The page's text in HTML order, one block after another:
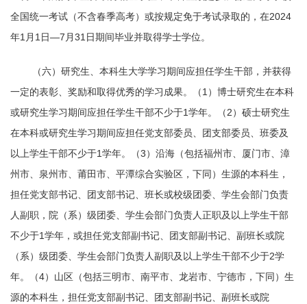
全国统一考试（不含春季高考）或按规定免于考试录取的，在2024
年1月1日—7月31日期间毕业并取得学士学位。
（六）研究生、本科生大学学习期间应担任学生干部，并获得
一定的表彰、奖励和取得优秀的学习成果。（1）博士研究生在本科
或研究生学习期间应担任学生干部不少于1学年。（2）硕士研究生
在本科或研究生学习期间应担任党支部委员、团支部委员、班委及
以上学生干部不少于1学年。（3）沿海（包括福州市、厦门市、漳
州市、泉州市、莆田市、平潭综合实验区，下同）生源的本科生，
担任党支部书记、团支部书记、班长或校级团委、学生会部门负责
人副职，院（系）级团委、学生会部门负责人正职及以上学生干部
不少于1学年，或担任党支部副书记、团支部副书记、副班长或院
（系）级团委、学生会部门负责人副职及以上学生干部不少于2学
年。（4）山区（包括三明市、南平市、龙岩市、宁德市，下同）生
源的本科生，担任党支部副书记、团支部副书记、副班长或院